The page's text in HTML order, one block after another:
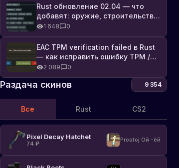
Rust обновление 02.04 — что
добавят: оружие, строительство,
технологии и Farming 2.5
1 648 0
EAC TPM verification failed в Rust
— как исправить ошибку TPM /
Secure Boot
2 089 0
Раздача скинов 9 354
Все Rust CS2
Pixel Decay Hatchet
74 ₽
Prostoj Ой -ёй